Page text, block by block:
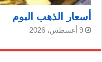
أسعار الذهب اليوم
9 أغسطس، 2026